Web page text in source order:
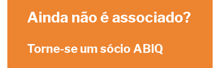
Ainda não é associado?
Torne-se um sócio ABIQ